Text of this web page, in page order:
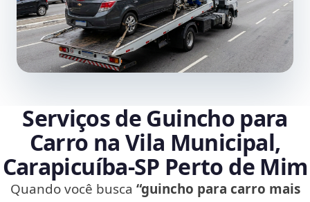
Serviços de Guincho para
Carro na Vila Municipal,
Carapicuíba‑SP Perto de Mim
Quando você busca “guincho para carro mais